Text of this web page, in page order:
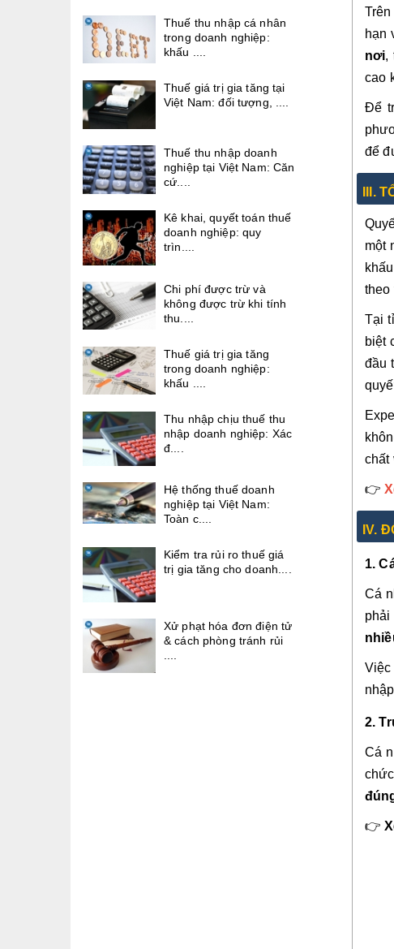
hạn
nơi,
cao
Để
để
III.
một
theo
Tại
biệt
đầu
chất
👉
IV.
1.
Cá
Việc
2.
Cá
👉
Thuế thu nhập cá nhân
trong doanh nghiệp:
khấu ....
Thuế giá trị gia tăng tại
Việt Nam: đối tượng, ....
Thuế thu nhập doanh
nghiệp tại Việt Nam: Căn
cứ....
Kê khai, quyết toán thuế
doanh nghiệp: quy
trìn....
Chi phí được trừ và
không được trừ khi tính
thu....
Thuế giá trị gia tăng
trong doanh nghiệp:
khấu ....
Thu nhập chịu thuế thu
nhập doanh nghiệp: Xác
đ....
Hệ thống thuế doanh
nghiệp tại Việt Nam:
Toàn c....
Kiểm tra rủi ro thuế giá
trị gia tăng cho doanh....
Xử phạt hóa đơn điện tử
& cách phòng tránh rủi